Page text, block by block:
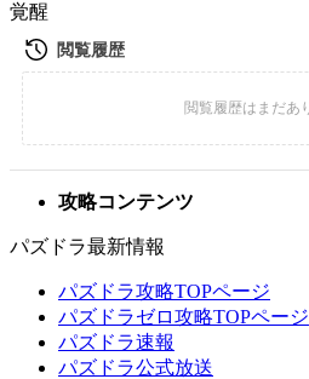
覚醒
攻略コンテンツ
パズドラ最新情報
パズドラ攻略TOPページ
パズドラゼロ攻略TOPページ
パズドラ速報
パズドラ公式放送